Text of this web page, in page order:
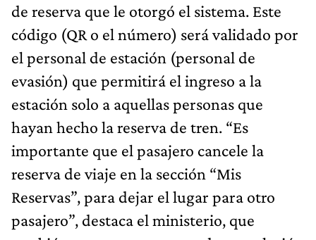
de reserva que le otorgó el sistema. Este
código (QR o el número) será validado por
el personal de estación (personal de
evasión) que permitirá el ingreso a la
estación solo a aquellas personas que
hayan hecho la reserva de tren. “Es
importante que el pasajero cancele la
reserva de viaje en la sección “Mis
Reservas”, para dejar el lugar para otro
pasajero”, destaca el ministerio, que